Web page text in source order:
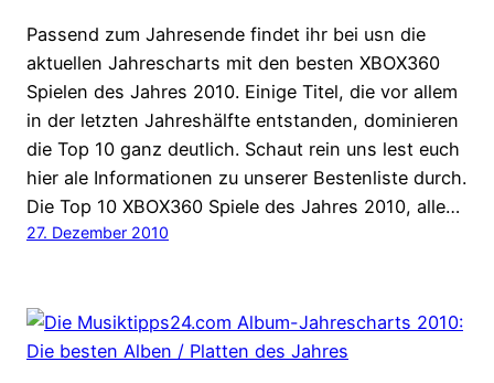
Passend zum Jahresende findet ihr bei usn die
aktuellen Jahrescharts mit den besten XBOX360
Spielen des Jahres 2010. Einige Titel, die vor allem
in der letzten Jahreshälfte entstanden, dominieren
die Top 10 ganz deutlich. Schaut rein uns lest euch
hier ale Informationen zu unserer Bestenliste durch.
Die Top 10 XBOX360 Spiele des Jahres 2010, alle…
27. Dezember 2010